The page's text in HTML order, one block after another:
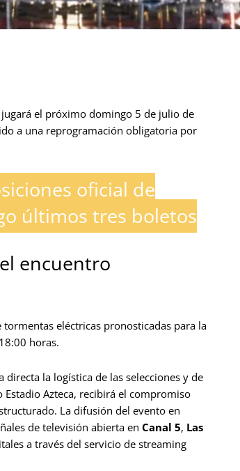
el próximo domingo 5 de julio de
a una reprogramación obligatoria por
oficial de
últimos tres boletos
encuentro
eléctricas pronosticadas para la
horas.
la logística de las selecciones y de
Azteca, recibirá el compromiso
La difusión del evento en
de televisión abierta en Canal 5, Las
a través del servicio de streaming